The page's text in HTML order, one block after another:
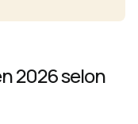
2026 selon